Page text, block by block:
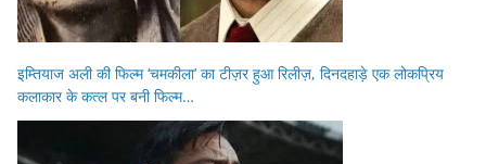
इम्तियाज अली की फिल्म ‘चमकीला’ का टीज़र हुआ रिलीज़, दिनदहाड़े एक लोकप्रिय
कलाकार के कत्ल पर बनी फिल्म…